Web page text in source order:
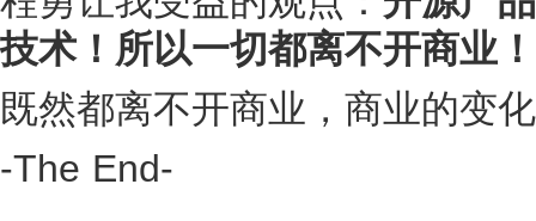
技术！所以一切都离不开商业！
既然都离不开商业，商业的变
-The End-